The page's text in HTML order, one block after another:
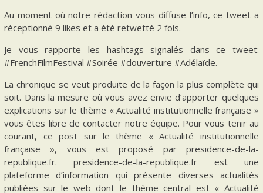
Au moment où notre rédaction vous diffuse l’info, ce tweet a
réceptionné 9 likes et a été retwetté 2 fois.
Je vous rapporte les hashtags signalés dans ce tweet:
#FrenchFilmFestival #Soirée #douverture #Adélaïde.
La chronique se veut produite de la façon la plus complète qui
soit. Dans la mesure où vous avez envie d’apporter quelques
explications sur le thème « Actualité institutionnelle française »
vous êtes libre de contacter notre équipe. Pour vous tenir au
courant, ce post sur le thème « Actualité institutionnelle
française », vous est proposé par presidence-de-la-
republique.fr. presidence-de-la-republique.fr est une
plateforme d’information qui présente diverses actualités
publiées sur le web dont le thème central est « Actualité